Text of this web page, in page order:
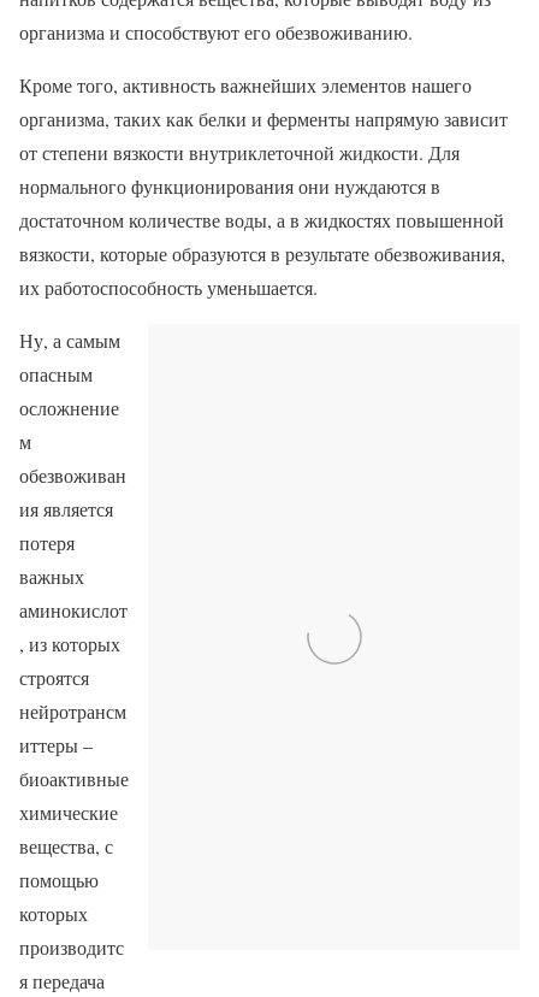
организма и способствуют его обезвоживанию.
Кроме того, активность важнейших элементов нашего
организма, таких как белки и ферменты напрямую зависит
от степени вязкости внутриклеточной жидкости. Для
нормального функционирования они нуждаются в
достаточном количестве воды, а в жидкостях повышенной
вязкости, которые образуются в результате обезвоживания,
их работоспособность уменьшается.
Ну, а самым
опасным
осложнение
м
обезвоживан
ия является
потеря
важных
аминокислот
, из которых
строятся
нейротрансм
иттеры –
биоактивные
химические
вещества, с
помощью
которых
производитс
я передача